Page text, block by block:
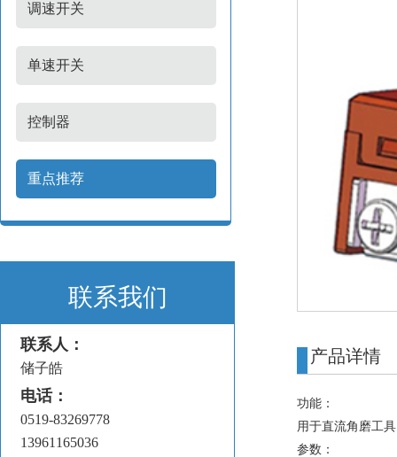
调速开关
单速开关
控制器
重点推荐
联系我们
联系人：
储子皓
电话：
0519-83269778
13961165036
产品详情
功能：
用于直流角磨工
参数：